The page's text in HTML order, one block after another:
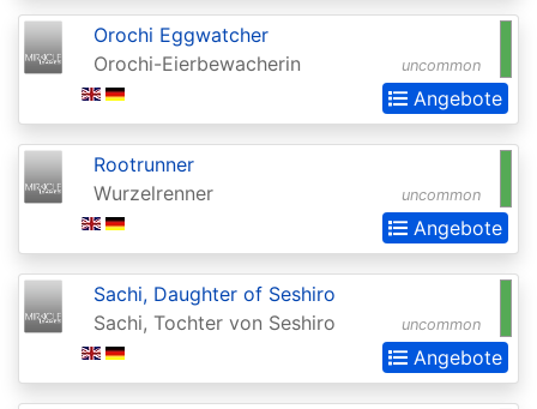
Legends:
Battle
Baldurs
Gate
Commander
Legends:
Extras
Commander:
Forgotten
Realms
uncommon
Orochi Eggwatcher
Orochi-Eierbewacherin
Angebote
uncommon
Rootrunner
Wurzelrenner
Angebote
uncommon
Sachi, Daughter of Seshiro
Sachi, Tochter von Seshiro
Angebote